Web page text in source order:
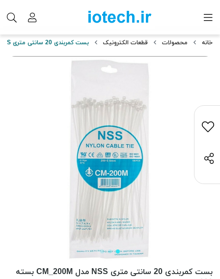
خانه محصولات قطعات الکترونیک بست کمربندی 20 سانتی متری NSS مدل CM_200M بسته 100 عددی
بست کمربندی 20 سانتی متری NSS مدل CM_200M بسته